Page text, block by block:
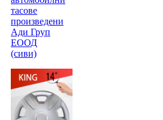
тасове
произведени
Ади Груп
ЕООД
(сиви)